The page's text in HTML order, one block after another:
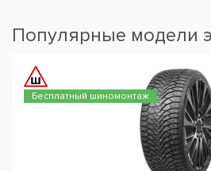
Популярные модели
Бесплатный шиномонтаж